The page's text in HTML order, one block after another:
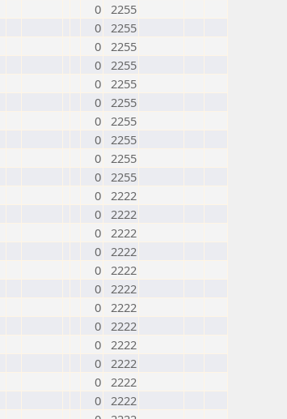
0 2255
0 2255
0 2255
0 2255
0 2255
0 2255
0 2255
0 2255
0 2255
0 2255
0 2222
0 2222
0 2222
0 2222
0 2222
0 2222
0 2222
0 2222
0 2222
0 2222
0 2222
0 2222